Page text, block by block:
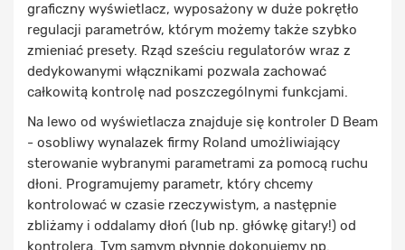
graficzny wyświetlacz, wyposażony w duże pokrętło
regulacji parametrów, którym możemy także szybko
zmieniać presety. Rząd sześciu regulatorów wraz z
dedykowanymi włącznikami pozwala zachować
całkowitą kontrolę nad poszczególnymi funkcjami.
Na lewo od wyświetlacza znajduje się kontroler D Beam
- osobliwy wynalazek firmy Roland umożliwiający
sterowanie wybranymi parametrami za pomocą ruchu
dłoni. Programujemy parametr, który chcemy
kontrolować w czasie rzeczywistym, a następnie
zbliżamy i oddalamy dłoń (lub np. główkę gitary!) od
kontrolera. Tym samym płynnie dokonujemy np.